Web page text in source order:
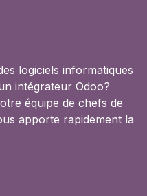
logiciels informatiques
intégrateur Odoo?
équipe de chefs de
apporte rapidement la